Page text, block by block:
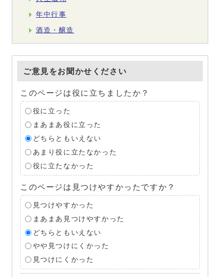
年中行事
酒造・醸造
ご意見をお聞かせください
このページは役に立ちましたか？
役に立った
まあまあ役に立った
どちらともいえない
あまり役に立たなかった
役に立たなかった
このページは見つけやすかったですか？
見つけやすかった
まあまあ見つけやすかった
どちらともいえない
やや見つけにくかった
見つけにくかった